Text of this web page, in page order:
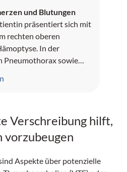
und Blutungen
präsentiert sich mit
rechten oberen
In der
Pneumothorax sowie
Verschreibung hilft,
vorzubeugen
Aspekte über potenzielle